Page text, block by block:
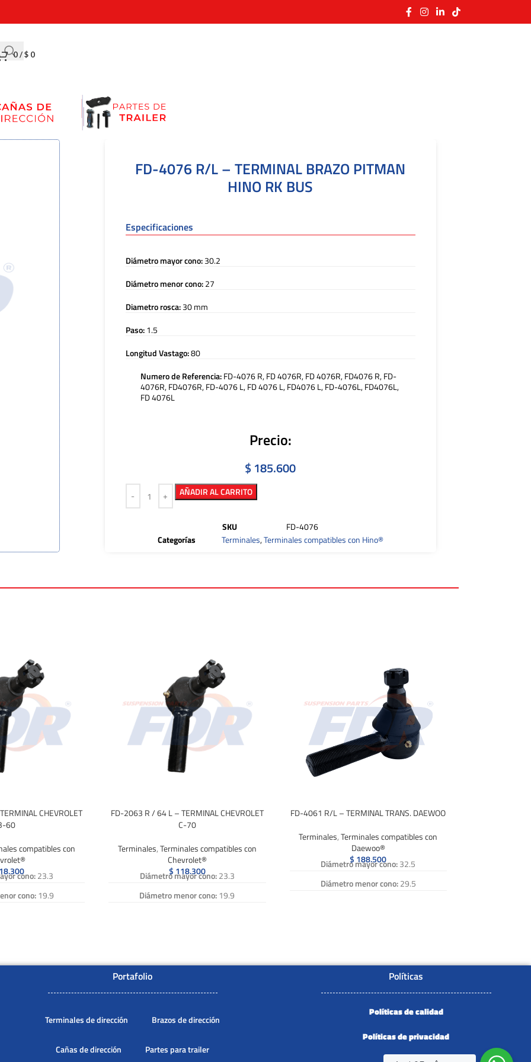
0/ $ 0
FD-4076 R/L – TERMINAL BRAZO PITMAN
HINO RK BUS
Especificaciones
Diámetro mayor cono:30.2
Diámetro menor cono:27
Diametro rosca:30 mm
Paso:1.5
Longitud Vastago:80
Numero de Referencia:FD-4076 R, FD 4076R, FD 4076R, FD4076 R, FD-
4076R, FD4076R, FD-4076 L, FD 4076 L, FD4076 L, FD-4076L, FD4076L,
FD 4076L
Precio:
$ 185.600
AÑADIR AL CARRITO
SKU
FD-4076
Categorías
Terminales,Terminales compatibles con Hino®
CHEVROLET
60
compatibles con
cono:23.3
cono:19.9
FD 2062L
FD-2063 R / 64 L – TERMINAL CHEVROLET
C-70
Terminales,Terminales compatibles con
Chevrolet®
$ 118.300
Diámetro mayor cono:23.3
Diámetro menor cono:19.9
Numero de Referencia:
FD-4061 R/L – TERMINAL TRANS. DAEWOO
Terminales,Terminales compatibles con
Daewoo®
$ 188.500
Diámetro mayor cono:32.5
Diámetro menor cono:29.5
Numero de Referencia:FD-4061 R, FD
4061R, FD 4061 R, FD4061 R, FD-4061R,
Portafolio
Terminales de dirección Brazos de dirección
Cañas de dirección Partes para trailer
Políticas
Políticas de calidad
Políticas de privacidad